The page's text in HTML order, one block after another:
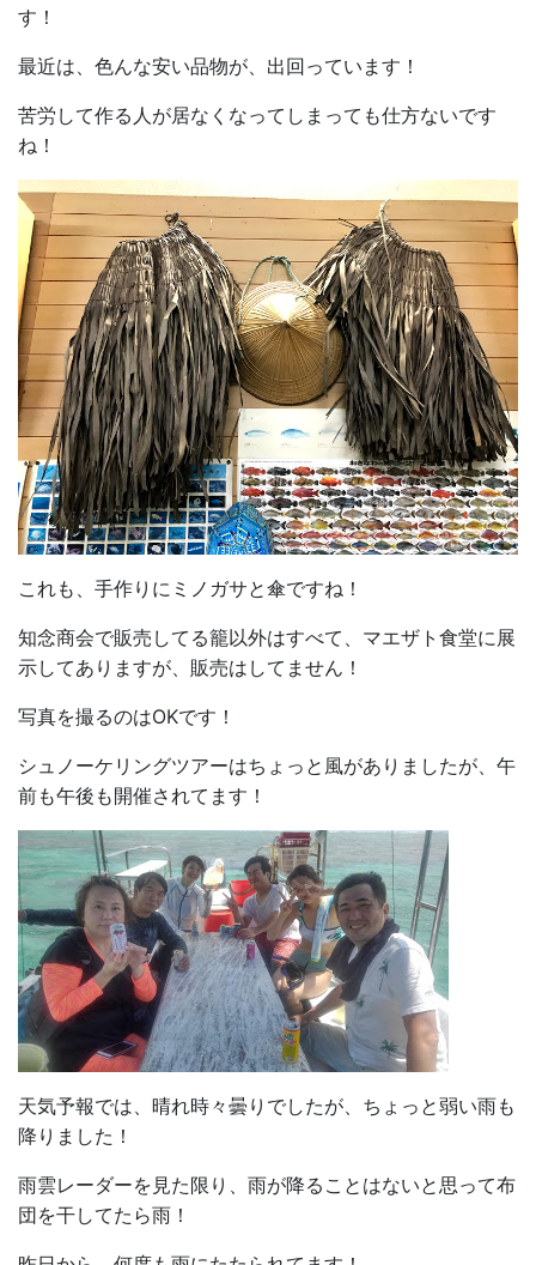
す！
最近は、色んな安い品物が、出回っています！
苦労して作る人が居なくなってしまっても仕方ないです
ね！
これも、手作りにミノガサと傘ですね！
知念商会で販売してる籠以外はすべて、マエザト食堂に展
示してありますが、販売はしてません！
写真を撮るのはOKです！
シュノーケリングツアーはちょっと風がありましたが、午
前も午後も開催されてます！
天気予報では、晴れ時々曇りでしたが、ちょっと弱い雨も
降りました！
雨雲レーダーを見た限り、雨が降ることはないと思って布
団を干してたら雨！